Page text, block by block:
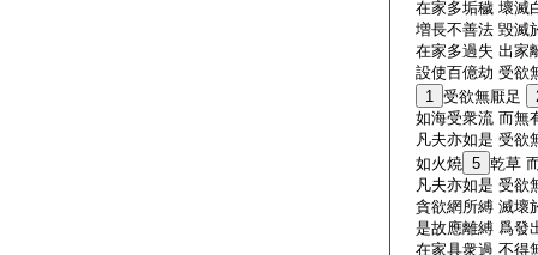
在家多垢穢 壞滅
増長不善法 毀滅
在家多過失 出家
設使百億劫 受欲
1 受欲無厭足
如海受衆流 而無
凡夫亦如是 受欲
如火燒 5 乾草
凡夫亦如是 受欲
貪欲網所縛 滅壞
是故應離縛 爲發
在家具衆過 不得